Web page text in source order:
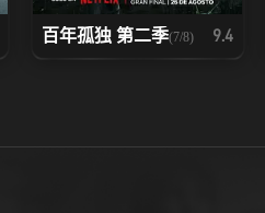
百年孤独 第二季(7/8) 9.4